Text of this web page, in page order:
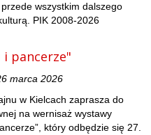
wszystkim dalszego
PIK 2008-2026
i pancerze"
marca 2026
w Kielcach zaprasza do
na wernisaż wystawy
który odbędzie się 27.